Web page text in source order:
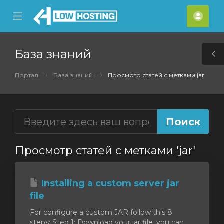
Mobile
Menu
База знаний
Портал База знаний Просмотр статей с метками jar
Просмотр статей с метками 'jar'
Installing a custom server jar
file
For configure a custom JAR follow this 8